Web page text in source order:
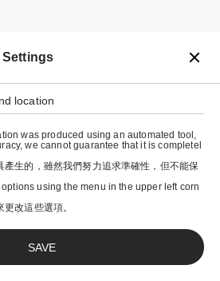
© graniph inc.
Settings
location
was produced using an automated tool,
we cannot guarantee that it is completel
產生的，雖然我們努力追求準確性，但不能保
using the menu in the upper left corn
改這些選項。
SAVE